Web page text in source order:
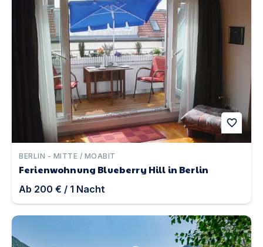
favorite
BERLIN - MITTE / MOABIT
Ferienwohnung Blueberry Hill in Berlin
Ab 200 € / 1 Nacht
ANDY Hotel & Apartments im Pitztal | Unterkunft in